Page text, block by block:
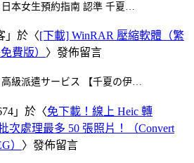
本女生預約指南 認準 千夏…
」於〈[下載] WinRAR 壓縮軟體（繁
費版） 〉發佈留言
高級派遣サービス 【千夏の伊…
」於〈免下載！線上 Heic 轉
次處理最多 50 張照片！（Convert
） 〉發佈留言